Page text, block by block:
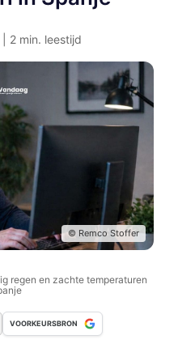
2 min. leestijd
© Remco Stoffer
regen en zachte temperaturen
VOORKEURSBRON